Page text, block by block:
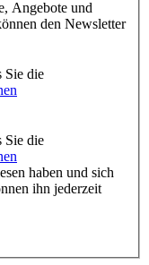
Angebote und
den Newsletter
Sie die
Sie die
haben und sich
ihn jederzeit